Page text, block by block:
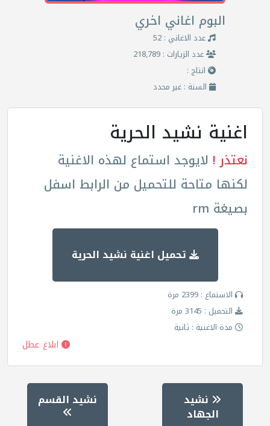
البوم اغاني اخري
عدد الاغاني : 52
عدد الزيارات : 218,789
انتاج :
السنة : غير محدد
اغنية نشيد الحرية
نعتذر ! لايوجد استماع لهذه الاغنية
لكنها متاحة للتحميل من الرابط اسفل
بصيغة rm
تحميل اغنية نشيد الحرية
الاستماع : 2399 مرة
التحميل : 3145 مرة
مدة الاغنية : ثانية
ابلاغ عطل
نشيد
الجهاد
نشيد القسم